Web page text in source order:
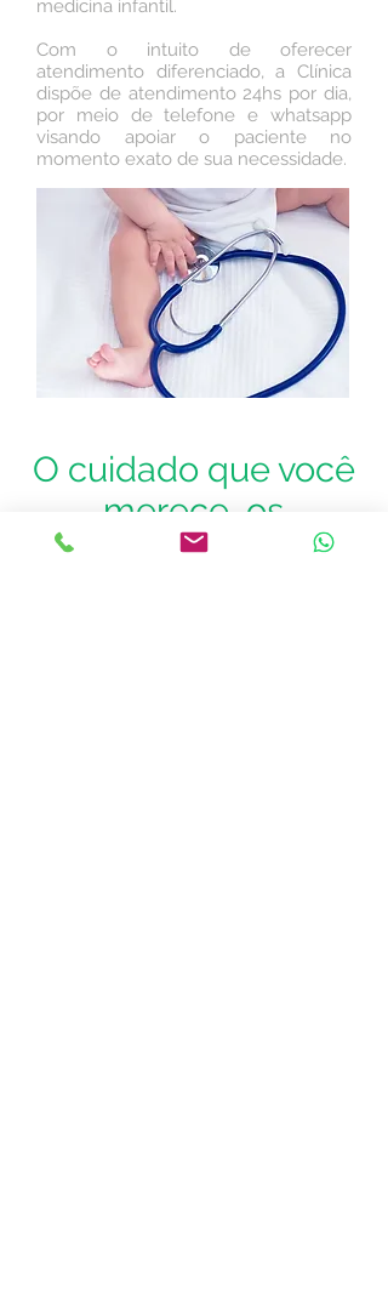
medicina infantil.
Com o intuito de oferecer
atendimento diferenciado, a Clínica
dispõe de atendimento 24hs por dia,
por meio de telefone e whatsapp
visando apoiar o paciente no
momento exato de sua necessidade.
O cuidado que você
merece, os
melhores